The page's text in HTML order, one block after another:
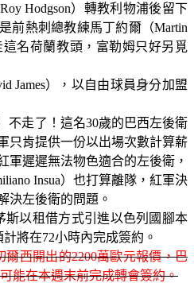
Hodgson）轉教利物浦後留下
前熱刺總教練馬丁約爾（Martin
名荷蘭教頭，富勒姆只好另覓
James），以自由球員身分加盟
不走了！這名30歲的巴西左後衛
只肯提供一份以出場次數計算薪
軍遲遲無法物色適合的左後衛，
Insua）也打算離隊，紅軍決
決左後衛的問題。
以租借方式引進以色列國腳本
將在72小時內完成簽約。
西開出的2200萬歐元報價，巴
能在本週末前完成轉會簽約。